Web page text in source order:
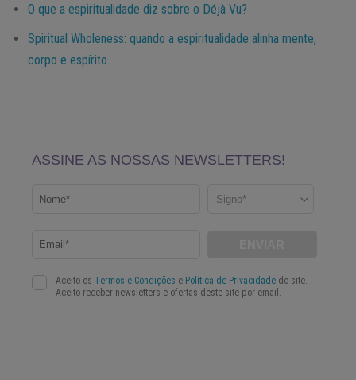
O que a espiritualidade diz sobre o Déjà Vu?
Spiritual Wholeness: quando a espiritualidade alinha mente,
corpo e espírito